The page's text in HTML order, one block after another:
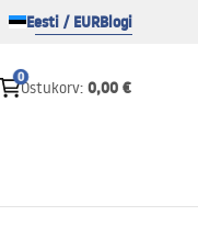
Eesti / EURBlogi
0
Ostukorv: 0,00 €